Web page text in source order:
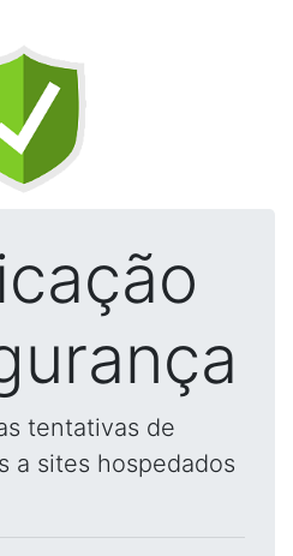
tentativas de
a sites hospedados